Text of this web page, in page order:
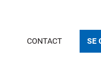
CONTACT SE